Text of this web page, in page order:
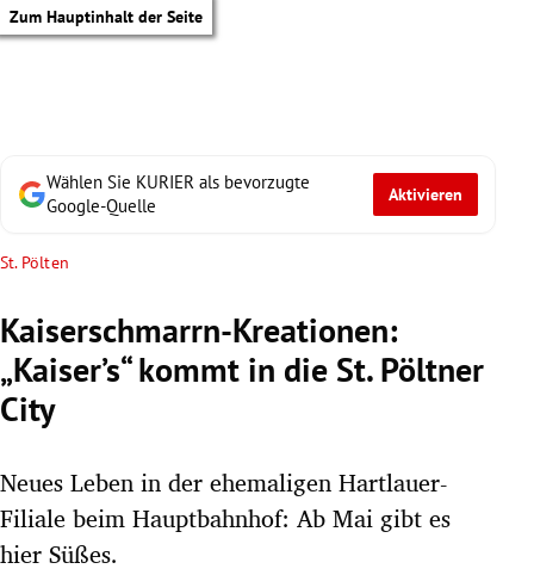
Zum Hauptinhalt der Seite
Untermenü
Wählen Sie KURIER als bevorzugte
Google-Quelle
Aktivieren
St. Pölten
Kaiserschmarrn-Kreationen:
„Kaiser’s“ kommt in die St. Pöltner
City
Neues Leben in der ehemaligen Hartlauer-
Filiale beim Hauptbahnhof: Ab Mai gibt es
hier Süßes.